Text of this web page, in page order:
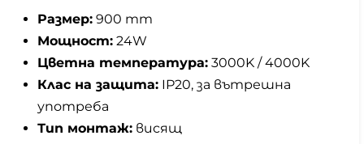
Размер: 900 mm
Мощност: 24W
Цветна температура: 3000K / 4000K
Клас на защита: IP20, за вътрешна
употреба
Тип монтаж: висящ